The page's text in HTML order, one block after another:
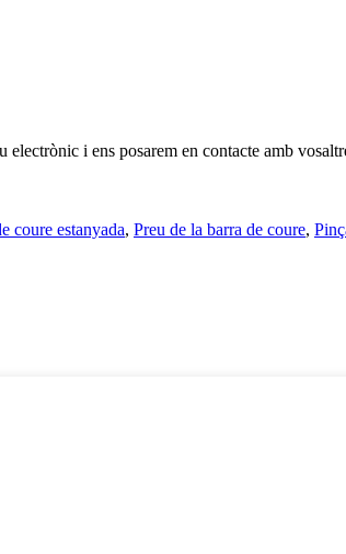
i ens posarem en contacte amb
coure estanyada, Preu de la barra de coure,